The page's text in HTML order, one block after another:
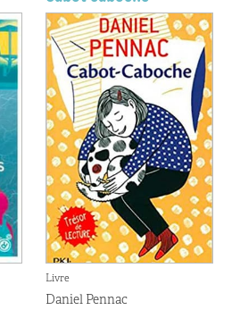
Livre
Daniel Pennac